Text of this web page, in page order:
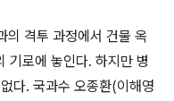
격투 과정에서 건물 옥
기로에 놓인다. 하지만 병
다. 국과수 오종환(이해영